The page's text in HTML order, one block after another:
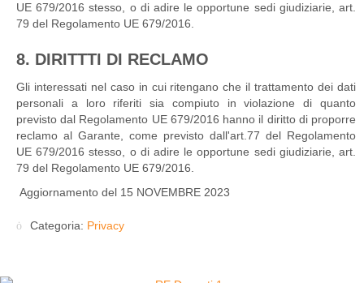
UE 679/2016 stesso, o di adire le opportune sedi giudiziarie, art.
79 del Regolamento UE 679/2016.
8. DIRITTTI DI RECLAMO
Gli interessati nel caso in cui ritengano che il trattamento dei dati
personali a loro riferiti sia compiuto in violazione di quanto
previsto dal Regolamento UE 679/2016 hanno il diritto di proporre
reclamo al Garante, come previsto dall'art.77 del Regolamento
UE 679/2016 stesso, o di adire le opportune sedi giudiziarie, art.
79 del Regolamento UE 679/2016.
Aggiornamento del 15 NOVEMBRE 2023
Categoria: Privacy